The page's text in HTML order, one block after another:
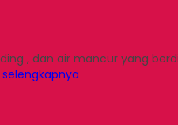
, dan air mancur yang
selengkapnya